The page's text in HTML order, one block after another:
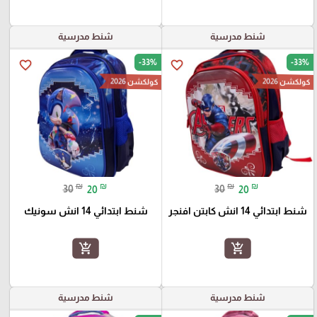
شنط مدرسية
favorite_border -33%
كولكشن 2026
30 ₪ 20 ₪
شنط ابتدائي 14 انش كابتن افنجر
add_shopping_cart
شنط مدرسية
favorite_border -33%
كولكشن 2026
30 ₪ 20 ₪
شنط ابتدائي 14 انش سونيك
add_shopping_cart
شنط مدرسية شنط مدرسية